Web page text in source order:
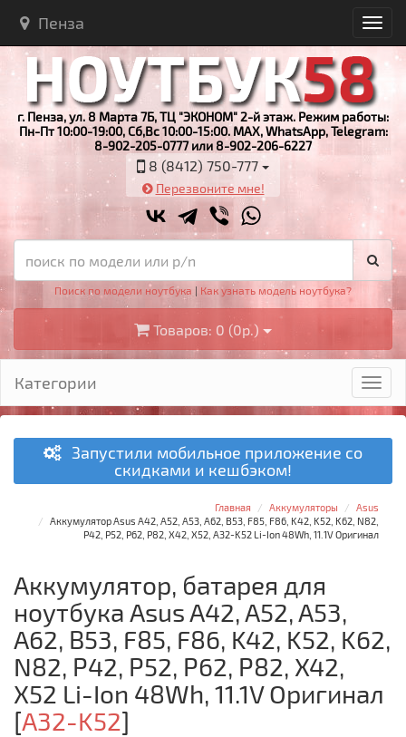
Пенза
г. Пенза, ул. 8 Марта 7Б, ТЦ "ЭКОНОМ" 2-й этаж. Режим работы:
Пн-Пт 10:00-19:00, Сб,Вс 10:00-15:00. MAX, WhatsApp, Telegram:
8-902-205-0777 или 8-902-206-6227
8 (8412) 750-777
Перезвоните мне!
Поиск по модели ноутбука | Как узнать модель ноутбука?
Товаров: 0 (0р.)
Категории
Запустили мобильное приложение со
скидками и кешбэком!
Главная Аккумуляторы
Asus
Аккумулятор Asus A42, A52, A53, A62, B53, F85, F86, K42, K52, K62, N82,
P42, P52, P62, P82, X42, X52, A32-K52 Li-Ion 48Wh, 11.1V Оригинал
Аккумулятор, батарея для
ноутбука Asus A42, A52, A53,
A62, B53, F85, F86, K42, K52, K62,
N82, P42, P52, P62, P82, X42,
X52 Li-Ion 48Wh, 11.1V Оригинал
[A32-K52]